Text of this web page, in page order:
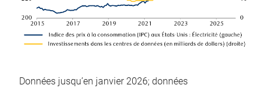
Données jusqu’en janvier 2026; données